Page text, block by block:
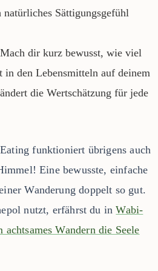
Sättigungsgefühl
Mach dir kurz bewusst, wie viel
in den Lebensmitteln auf deinem
die Wertschätzung für jede
funktioniert übrigens auch
Eine bewusste, einfache
Wanderung doppelt so gut.
nutzt, erfährst du inWabi-
Wandern die Seele